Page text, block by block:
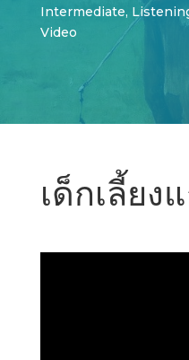
Intermediate,
Video
เด็กเลี้ยง